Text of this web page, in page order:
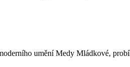
umění Medy Mládkové,